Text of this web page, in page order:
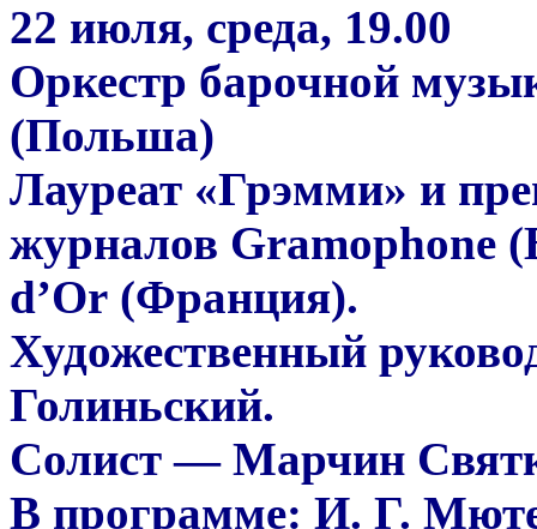
22 июля, среда, 19.00
Оркестр барочной
(Польша)
Лауреат «Грэмми» и
журналов Gramophone
d’Or (Франция).
Художественный
Голиньский.
Солист — Марчин
В программе: И. Г.